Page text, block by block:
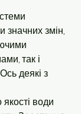
значних змін,
так і
деякі з
води